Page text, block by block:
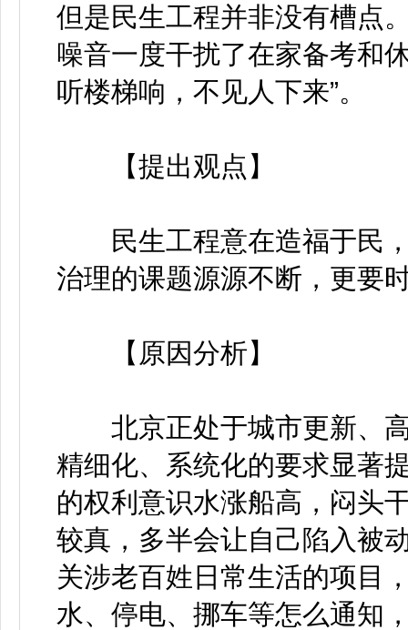
但是民生工程并非没有槽点
噪音一度干扰了在家备考和
听楼梯响，不见人下来”。
【提出观点】
民生工程意在造福于民，
治理的课题源源不断，更要
【原因分析】
北京正处于城市更新、高
精细化、系统化的要求显著
的权利意识水涨船高，闷头
较真，多半会让自己陷入被
关涉老百姓日常生活的项目
水、停电、挪车等怎么通知